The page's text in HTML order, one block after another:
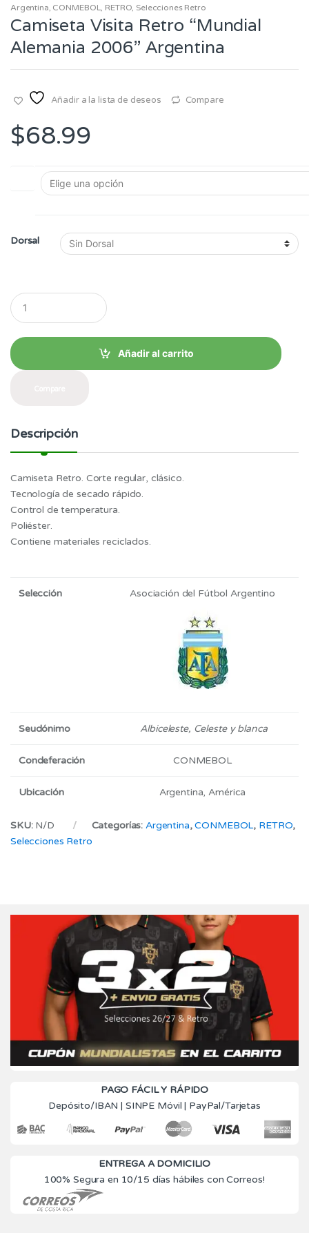
Argentina, CONMEBOL, RETRO, Selecciones Retro
Camiseta Visita Retro “Mundial
Alemania 2006” Argentina
Añadir a la lista de deseos Compare
$68.99
Dorsal
Q
u
t
i
Añadir al carrito
Descripción
Camiseta Retro. Corte regular, clásico.
Tecnología de secado rápido.
Control de temperatura.
Poliéster.
Contiene materiales reciclados.
Selección Asociación del Fútbol Argentino
Seudónimo Albiceleste, Celeste y blanca​
Condeferación CONMEBOL
Ubicación Argentina, América
SKU: N/D Categorías: Argentina,CONMEBOL, RETRO,
Selecciones Retro
PAGO FÁCIL Y RÁPIDO
Depósito/IBAN | SINPE Móvil | PayPal/Tarjetas
ENTREGA A DOMICILIO
100% Segura en 10/15 días hábiles con Correos!